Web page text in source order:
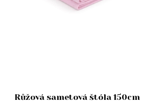
Růžová sametová štóla 150cm